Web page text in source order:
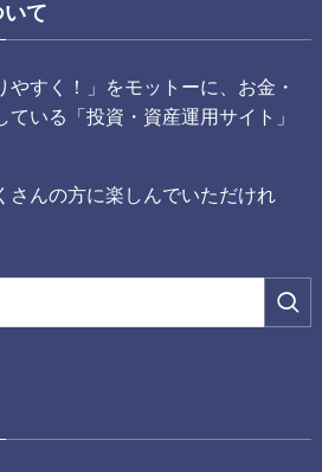
て
やすく！」をモットーに、お金・
いる「投資・資産運用サイト」
さんの方に楽しんでいただけれ